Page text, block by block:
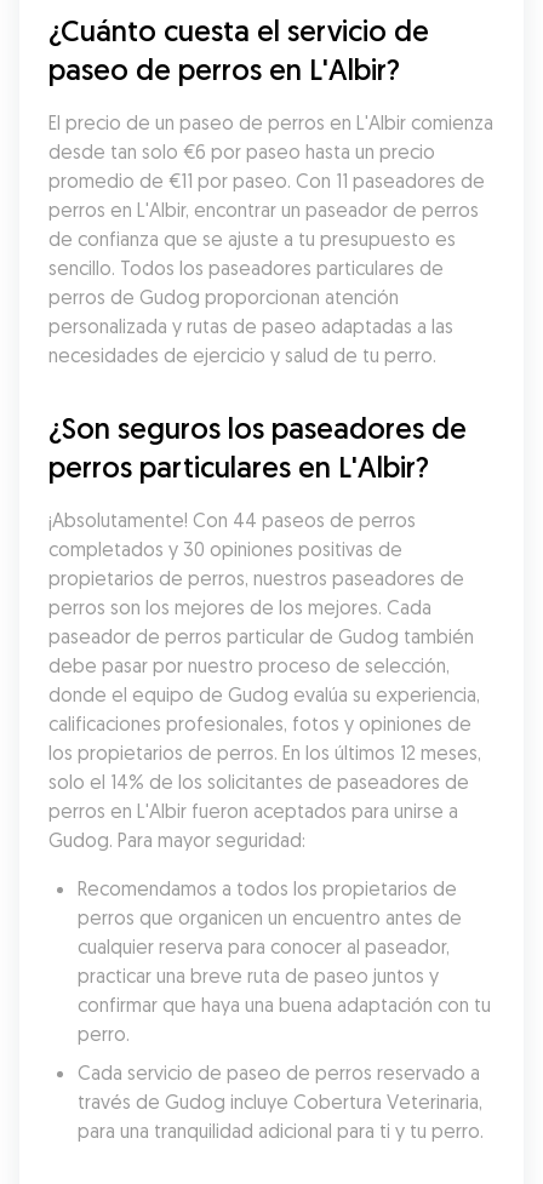
¿Cuánto cuesta el servicio de
paseo de perros en L'Albir?
El precio de un paseo de perros en L'Albir comienza
desde tan solo €6 por paseo hasta un precio
promedio de €11 por paseo. Con 11 paseadores de
perros en L'Albir, encontrar un paseador de perros
de confianza que se ajuste a tu presupuesto es
sencillo. Todos los paseadores particulares de
perros de Gudog proporcionan atención
personalizada y rutas de paseo adaptadas a las
necesidades de ejercicio y salud de tu perro.
¿Son seguros los paseadores de
perros particulares en L'Albir?
¡Absolutamente! Con 44 paseos de perros
completados y 30 opiniones positivas de
propietarios de perros, nuestros paseadores de
perros son los mejores de los mejores. Cada
paseador de perros particular de Gudog también
debe pasar por nuestro proceso de selección,
donde el equipo de Gudog evalúa su experiencia,
calificaciones profesionales, fotos y opiniones de
los propietarios de perros. En los últimos 12 meses,
solo el 14% de los solicitantes de paseadores de
perros en L'Albir fueron aceptados para unirse a
Gudog. Para mayor seguridad:
Recomendamos a todos los propietarios de
perros que organicen un encuentro antes de
cualquier reserva para conocer al paseador,
practicar una breve ruta de paseo juntos y
confirmar que haya una buena adaptación con tu
perro.
Cada servicio de paseo de perros reservado a
través de Gudog incluye Cobertura Veterinaria,
para una tranquilidad adicional para ti y tu perro.